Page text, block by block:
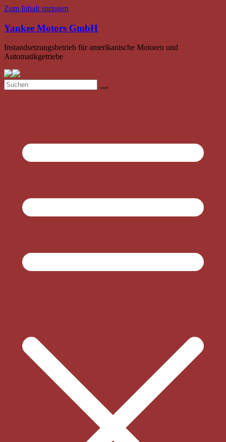
Zum Inhalt springen
Yankee Motors GmbH
Instandsetzungsbetrieb für amerikanische Motoren und
Automatikgetriebe